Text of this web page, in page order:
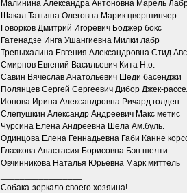
Малинина Александра Антоновна Марель
Шакал Татьяна Олеговна Марик цвергпинчер
Говорков Дмитрий Игоревич Боджер бокс
Гатенадзе Инга Ушангиевна Милки лабр
Трепыхалина Евгения Александровна Стид
Смирнов Евгений Васильевич Кита Н.о.
Савин Вячеслав Анатольевич Шеди басенджи
Полянцев Сергей Сергеевич Дибор Джек-
Ионова Ирина Александровна Ричард голден
Слепушкин Александр Андреевич Макс метис
Чурсина Елена Андреевна Шела Ам.буль.
Одинцова Елена Геннадьевна Габи Канне
Глазкова Анастасия Борисовна Бэн шелти
Овчинникова Наталья Юрьевна Марк миттель
Собака-зеркало своего хозяина!